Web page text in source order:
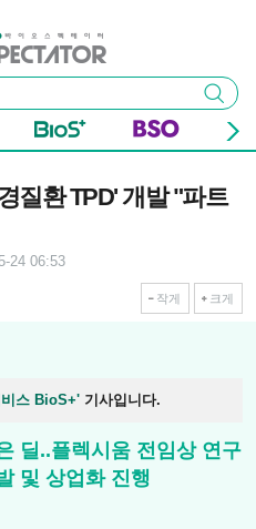
이터
검색
질환 TPD' 개발 "파트
24 06:53
작게 크게
스 BioS+' 기사입니다.
딜..플렉시움 전임상 연구
및 상업화 진행